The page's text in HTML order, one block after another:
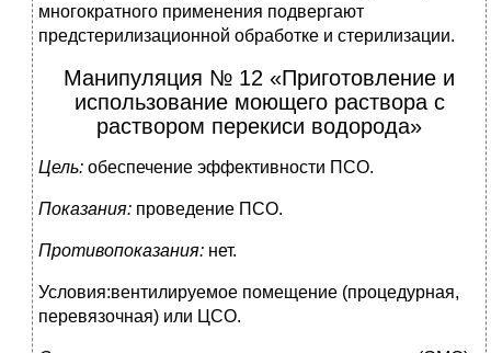
многократного применения подвергают
предстерилизационной обработке и стерилизации.
Манипуляция № 12 «Приготовление и
использование моющего раствора с
раствором перекиси водорода»
Цель: обеспечение эффективности ПСО.
Показания: проведение ПСО.
Противопоказания: нет.
Условия:вентилируемое помещение (процедурная,
перевязочная) или ЦСО.